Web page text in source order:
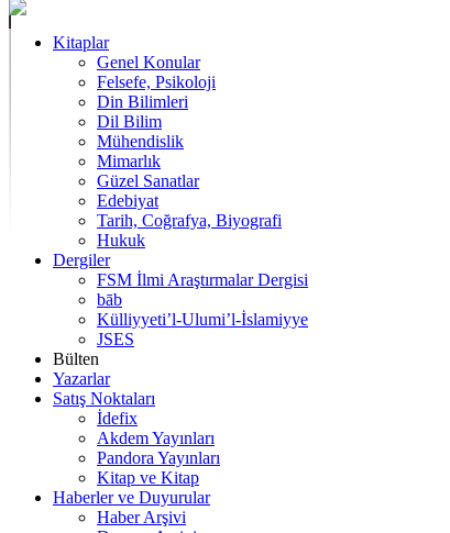
Kitaplar
Genel Konular
Felsefe, Psikoloji
Din Bilimleri
Dil Bilim
Mühendislik
Mimarlık
Güzel Sanatlar
Edebiyat
Tarih, Coğrafya, Biyografi
Hukuk
Dergiler
FSM İlmi Araştırmalar Dergisi
bāb
Külliyyeti’l-Ulumi’l-İslamiyye
JSES
Bülten
Yazarlar
Satış Noktaları
İdefix
Akdem Yayınları
Pandora Yayınları
Kitap ve Kitap
Haberler ve Duyurular
Haber Arşivi